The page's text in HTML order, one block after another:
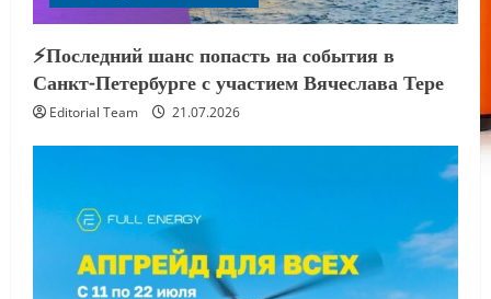
⚡️Последний шанс попасть на события в
Санкт-Петербурге с участием Вячеслава Тере
Editorial Team 21.07.2026